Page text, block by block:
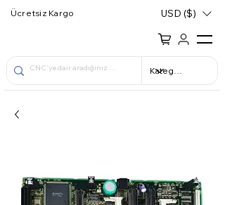
Ücretsiz Kargo USD ($)